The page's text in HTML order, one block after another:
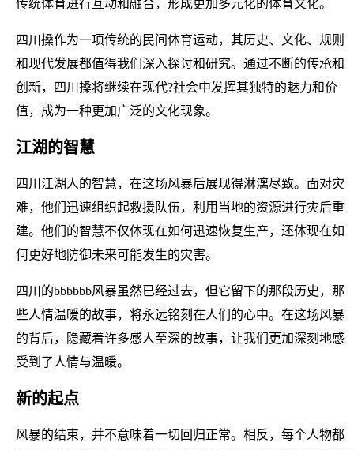
传统体育进行互动和融合，形成更加多元化的体育文化。
四川搡作为一项传统的民间体育运动，其历史、文化、规则
和现代发展都值得我们深入探讨和研究。通过不断的传承和
创新，四川搡将继续在现代?社会中发挥其独特的魅力和价
值，成为一种更加广泛的文化现象。
江湖的智慧
四川江湖人的智慧，在这场风暴后展现得淋漓尽致。面对灾
难，他们迅速组织起救援队伍，利用当地的资源进行灾后重
建。他们的智慧不仅体现在如何迅速恢复生产，还体现在如
何更好地防御未来可能发生的灾害。
四川的bbbbbb风暴虽然已经过去，但它留下的那段历史，那
些人情温暖的故事，将永远铭刻在人们的心中。在这场风暴
的背后，隐藏着许多感人至深的故事，让我们更加深刻地感
受到了人情与温暖。
新的起点
风暴的结束，并不意味着一切回归正常。相反，每个人物都